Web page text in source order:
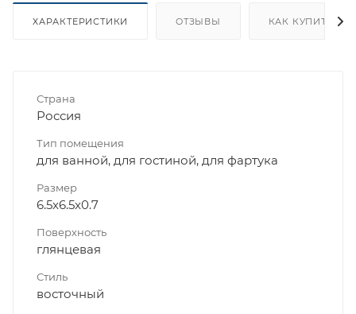
ХАРАКТЕРИСТИКИ ОТЗЫВЫ КАК КУПИТЬ
Страна
Россия
Тип помещения
для ванной, для гостиной, для фартука
Размер
6.5x6.5x0.7
Поверхность
глянцевая
Стиль
восточный